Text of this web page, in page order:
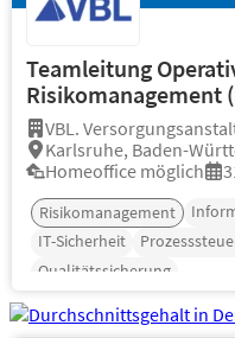
Teamleitung
Risikomanagement
VBL.
Karlsruhe, Baden-
Homeoffice möglich
Risikomanagement
IT-Sicherheit
Qualitätssicherung